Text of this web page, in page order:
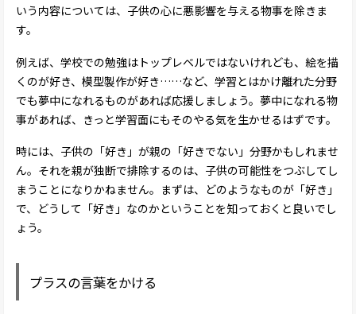
いう内容については、子供の心に悪影響を与える物事を除きま
す。
例えば、学校での勉強はトップレベルではないけれども、絵を描
くのが好き、模型製作が好き……など、学習とはかけ離れた分野
でも夢中になれるものがあれば応援しましょう。夢中になれる物
事があれば、きっと学習面にもそのやる気を生かせるはずです。
時には、子供の「好き」が親の「好きでない」分野かもしれませ
ん。それを親が独断で排除するのは、子供の可能性をつぶしてし
まうことになりかねません。まずは、どのようなものが「好き」
で、どうして「好き」なのかということを知っておくと良いでし
ょう。
プラスの言葉をかける